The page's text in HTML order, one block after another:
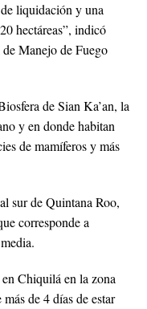
liquidación y una
hectáreas”, indicó
Manejo de Fuego
de Sian Ka’an, la
y en donde habitan
de mamíferos y más
sur de Quintana Roo,
corresponde a
Chiquilá en la zona
de 4 días de estar